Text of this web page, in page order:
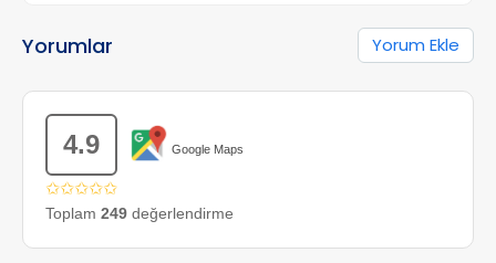
Yorumlar Yorum Ekle
4.9 Google Maps
✩✩✩✩✩
Toplam 249 değerlendirme